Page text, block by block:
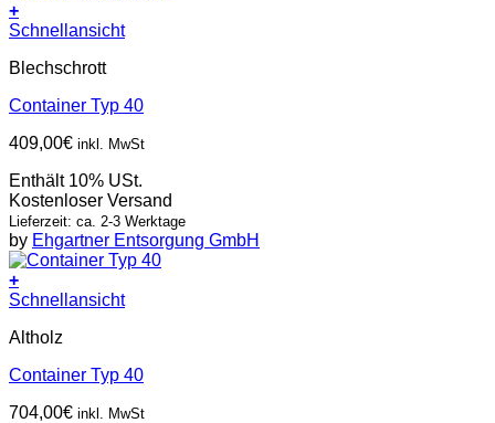
+
Schnellansicht
Blechschrott
Container Typ 40
409,00€ inkl. MwSt
Enthält 10% USt.
Kostenloser Versand
Lieferzeit: ca. 2-3 Werktage
by Ehgartner Entsorgung GmbH
+
Schnellansicht
Altholz
Container Typ 40
704,00€ inkl. MwSt